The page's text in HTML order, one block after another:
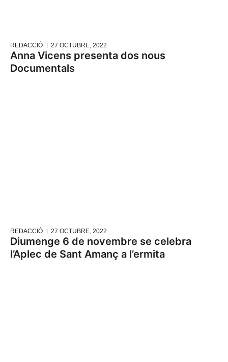
REDACCIÓ 27 OCTUBRE, 2022
Anna Vicens presenta dos nous
Documentals
REDACCIÓ 27 OCTUBRE, 2022
Diumenge 6 de novembre se celebra
l’Aplec de Sant Amanç a l’ermita